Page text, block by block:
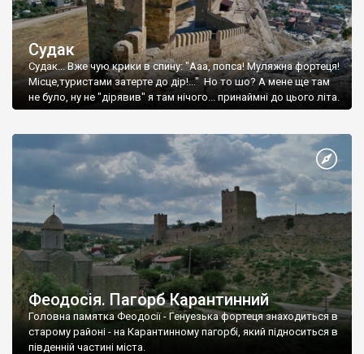
Судак
Судак... Вже чую крики в спину: "Ааа, попса! Муляжна фортеця!
Місце,туристами затерте до дір!..." Но то шо? А мене ще там
не було, ну не "дірявив" я там нічого... принаймні до цього літа.
Феодосія. Пагорб Карантинний
Головна памятка Феодосії - Генуезька фортеця знаходиться в
старому районі - на Карантинному пагорбі, який підноситься в
південній частині міста.